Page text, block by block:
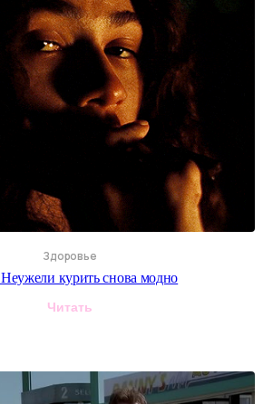
Здоровье
Неужели курить снова модно
Читать